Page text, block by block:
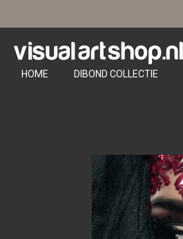
direct
naar
de
hoofdinhoud
HOME DIBOND COLLECTIE